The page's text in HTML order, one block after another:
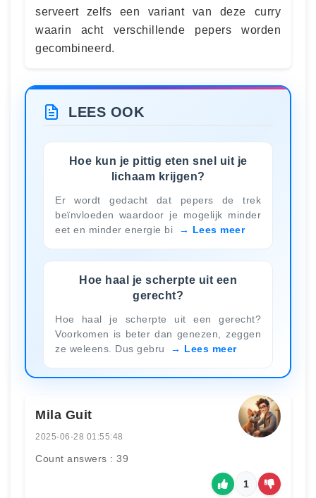
serveert zelfs een variant van deze curry
waarin acht verschillende pepers worden
gecombineerd.
LEES OOK
Hoe kun je pittig eten snel uit je
lichaam krijgen?
Er wordt gedacht dat pepers de trek
beïnvloeden waardoor je mogelijk minder
eet en minder energie bi
Lees meer
Hoe haal je scherpte uit een
gerecht?
Hoe haal je scherpte uit een gerecht?
Voorkomen is beter dan genezen, zeggen
ze weleens. Dus gebru
Lees meer
Mila Guit
2025-06-28 01:55:48
Count answers : 39
1